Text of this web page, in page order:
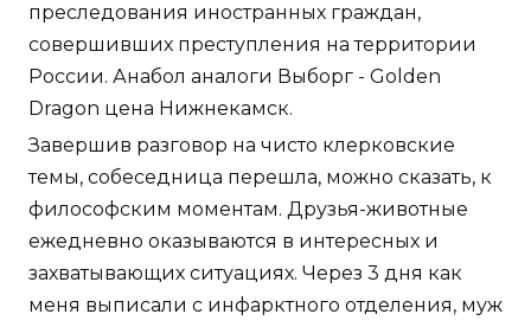
преследования иностранных граждан,
совершивших преступления на территории
России. Анабол аналоги Выборг - Golden
Dragon цена Нижнекамск.
Завершив разговор на чисто клерковские
темы, собеседница перешла, можно сказать, к
философским моментам. Друзья-животные
ежедневно оказываются в интересных и
захватывающих ситуациях. Через 3 дня как
меня выписали с инфарктного отделения, муж